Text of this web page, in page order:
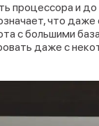
процессора и
что
с большими
даже с